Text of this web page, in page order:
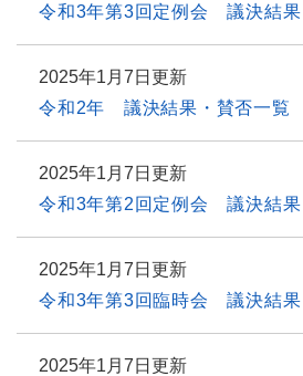
令和3年第3回定例会 議決結果
2025年1月7日更新
令和2年 議決結果・賛否一覧
2025年1月7日更新
令和3年第2回定例会 議決結果
2025年1月7日更新
令和3年第3回臨時会 議決結果
2025年1月7日更新